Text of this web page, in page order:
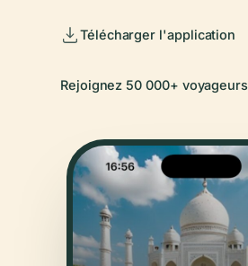
Télécharger l'application
Rejoignez 50 000+ voyageurs